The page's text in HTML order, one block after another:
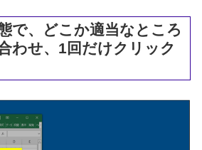
で、どこか適当なところ
わせ、1回だけクリック